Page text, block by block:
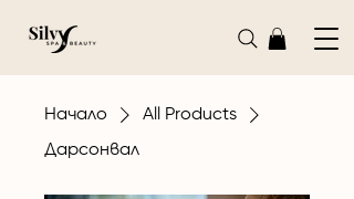
Начало
All Products
Дарсонвал